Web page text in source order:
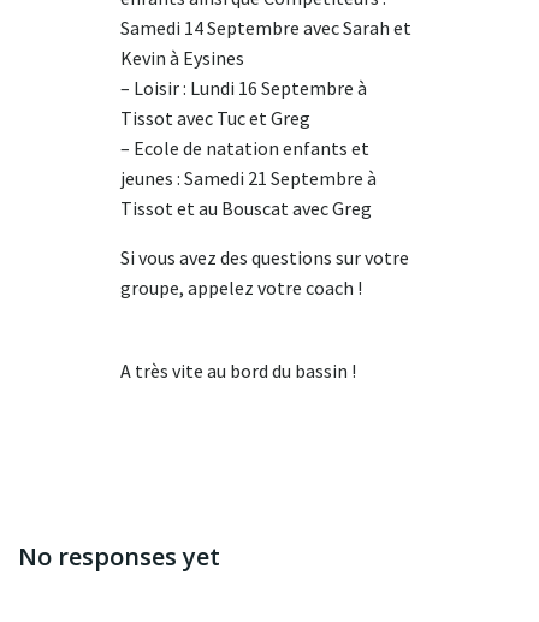
Samedi 14 Septembre avec Sarah et
Kevin à Eysines
– Loisir : Lundi 16 Septembre à
Tissot avec Tuc et Greg
– Ecole de natation enfants et
jeunes : Samedi 21 Septembre à
Tissot et au Bouscat avec Greg
Si vous avez des questions sur votre
groupe, appelez votre coach !
A très vite au bord du bassin !
No responses yet